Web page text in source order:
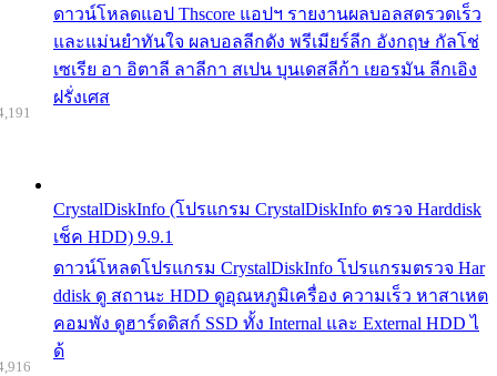
ดาวน์โหลดแอป Thscore แอปฯ รายงานผลบอลสดรวดเร็ว
และแม่นยำทันใจ ผลบอลลีกดัง พรีเมียร์ลีก อังกฤษ กัลโช่
เซเรีย อา อิตาลี ลาลีกา สเปน บุนเดสลีก้า เยอรมัน ลีกเอิง
ฝรั่งเศส
CrystalDiskInfo (โปรแกรม CrystalDiskInfo ตรวจ Harddisk
เช็ค HDD) 9.9.1
ดาวน์โหลดโปรแกรม CrystalDiskInfo โปรแกรมตรวจ Har
ddisk ดู สถานะ HDD ดูอุณหภูมิเครื่อง ความเร็ว หาสาเหต
คอมพัง ดูฮาร์ดดิสก์ SSD ทั้ง Internal และ External HDD ไ
ด้